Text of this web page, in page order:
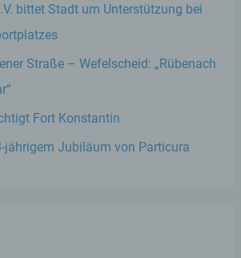
bittet Stadt um Unterstützung bei
Straße – Wefelscheid: „Rübenach
Fort Konstantin
jährigem Jubiläum von Particura